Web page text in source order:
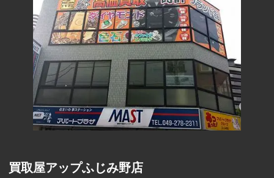
ヒラキ(2000円)
ヒマラヤ(1,000
円)
バロックジャ
パンリミテッ
ド(2,000円)
680円
はるやまホー
ルディングス
1,500円
買取屋アップふじみ野店